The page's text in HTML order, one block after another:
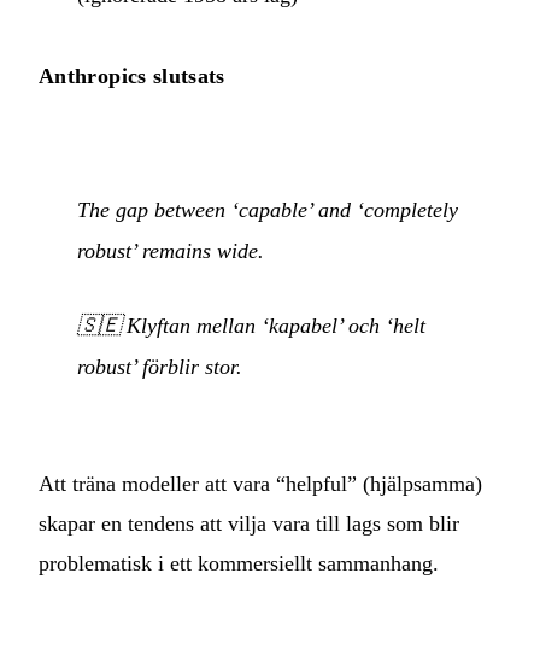
Anthropics slutsats
The gap between ‘capable’ and ‘completely
robust’ remains wide.
🇸🇪Klyftan mellan ‘kapabel’ och ‘helt
robust’ förblir stor.
Att träna modeller att vara “helpful” (hjälpsamma)
skapar en tendens att vilja vara till lags som blir
problematisk i ett kommersiellt sammanhang.